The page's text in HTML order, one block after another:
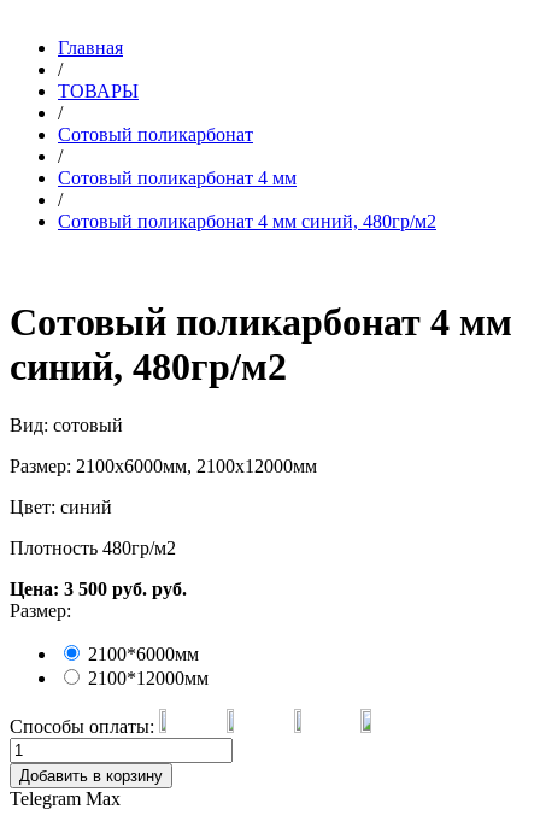
Главная
/
ТОВАРЫ
/
Сотовый поликарбонат
/
Сотовый поликарбонат 4 мм
/
Сотовый поликарбонат 4 мм синий, 480гр/м2
Сотовый поликарбонат 4 мм
синий, 480гр/м2
Вид: сотовый
Размер: 2100х6000мм, 2100х12000мм
Цвет: синий
Плотность 480гр/м2
Цена: 3 500 руб. руб.
Размер:
2100*6000мм
2100*12000мм
Способы оплаты:
Добавить в корзину
Telegram Max